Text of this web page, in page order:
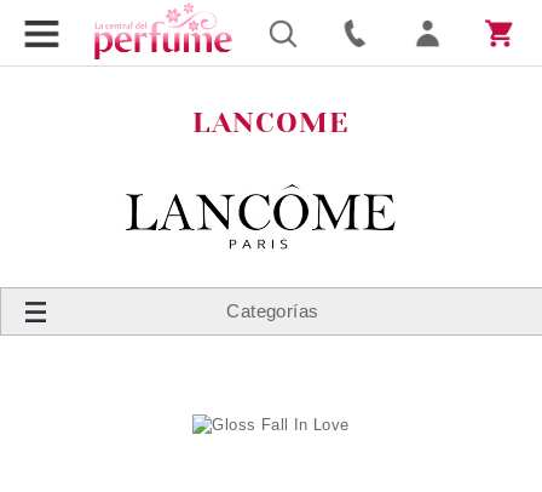
LANCOME
Categorías